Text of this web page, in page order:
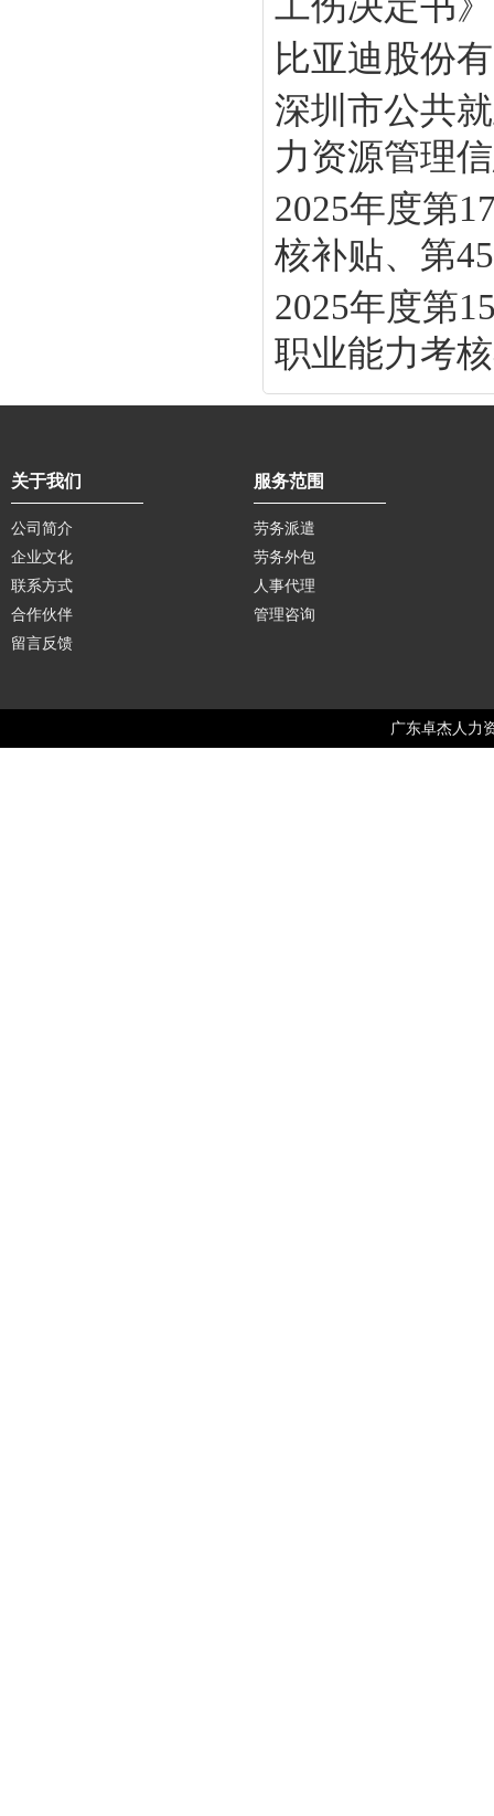
比亚迪股份
深圳市公共
力资源管理
2025年度第
核补贴、第
2025年度第
职业能力考
关于我们
公司简介
企业文化
联系方式
合作伙伴
留言反馈
服务范围
劳务派遣
劳务外包
人事代理
管理咨询
广东卓杰人力